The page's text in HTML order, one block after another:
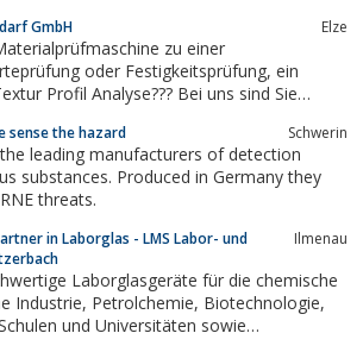
GmbH Elze
zu einer
Profil Analyse??? Bei uns sind Sie
Forschungsbedarf ist Spezialist
und...
sense the hazard Schwerin
leading manufacturers of detection
substances. Produced in Germany they
threats.
in Laborglas - LMS Labor- und
Ilmenau
Laborglasgeräte für die chemische
Biotechnologie,